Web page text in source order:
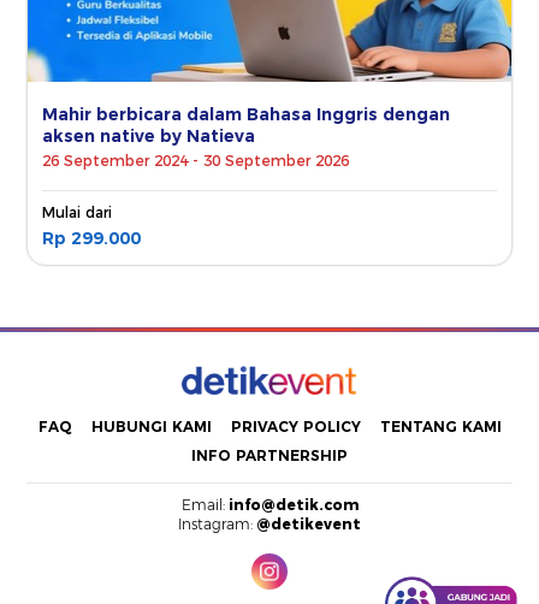
Mahir berbicara dalam Bahasa Inggris dengan
aksen native by Natieva
26 September 2024 - 30 September 2026
Mulai dari
Rp 299.000
FAQ HUBUNGI KAMI PRIVACY POLICY
TENTANG KAMI
INFO PARTNERSHIP
Email: info@detik.com
Instagram: @detikevent